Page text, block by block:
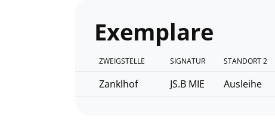
Exemplare
ZWEIGSTELLE SIGNATUR STANDORT 2
Zanklhof JS.B MIE Ausleihe